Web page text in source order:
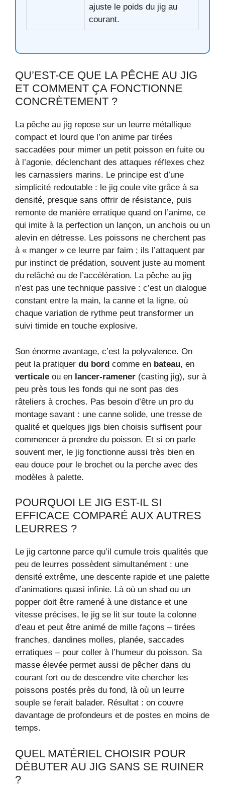
ajuste le poids du jig au
courant.
QU’EST-CE QUE LA PÊCHE AU JIG
ET COMMENT ÇA FONCTIONNE
CONCRÈTEMENT ?
La pêche au jig repose sur un leurre métallique
compact et lourd que l’on anime par tirées
saccadées pour mimer un petit poisson en fuite ou
à l’agonie, déclenchant des attaques réflexes chez
les carnassiers marins. Le principe est d’une
simplicité redoutable : le jig coule vite grâce à sa
densité, presque sans offrir de résistance, puis
remonte de manière erratique quand on l’anime, ce
qui imite à la perfection un lançon, un anchois ou un
alevin en détresse. Les poissons ne cherchent pas
à « manger » ce leurre par faim ; ils l’attaquent par
pur instinct de prédation, souvent juste au moment
du relâché ou de l’accélération. La pêche au jig
n’est pas une technique passive : c’est un dialogue
constant entre la main, la canne et la ligne, où
chaque variation de rythme peut transformer un
suivi timide en touche explosive.
Son énorme avantage, c’est la polyvalence. On
peut la pratiquer du bord comme en bateau, en
verticale ou en lancer-ramener (casting jig), sur à
peu près tous les fonds qui ne sont pas des
râteliers à croches. Pas besoin d’être un pro du
montage savant : une canne solide, une tresse de
qualité et quelques jigs bien choisis suffisent pour
commencer à prendre du poisson. Et si on parle
souvent mer, le jig fonctionne aussi très bien en
eau douce pour le brochet ou la perche avec des
modèles à palette.
POURQUOI LE JIG EST-IL SI
EFFICACE COMPARÉ AUX AUTRES
LEURRES ?
Le jig cartonne parce qu’il cumule trois qualités que
peu de leurres possèdent simultanément : une
densité extrême, une descente rapide et une palette
d’animations quasi infinie. Là où un shad ou un
popper doit être ramené à une distance et une
vitesse précises, le jig se lit sur toute la colonne
d’eau et peut être animé de mille façons – tirées
franches, dandines molles, planée, saccades
erratiques – pour coller à l’humeur du poisson. Sa
masse élevée permet aussi de pêcher dans du
courant fort ou de descendre vite chercher les
poissons postés près du fond, là où un leurre
souple se ferait balader. Résultat : on couvre
davantage de profondeurs et de postes en moins de
temps.
QUEL MATÉRIEL CHOISIR POUR
DÉBUTER AU JIG SANS SE RUINER
?